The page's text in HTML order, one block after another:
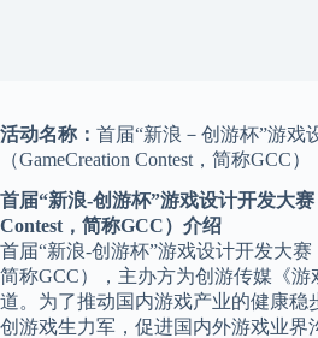
活动名称： 首届“新浪－创游杯”游戏
（GameCreation Contest，简称GCC）
首届“新浪-创游杯”游戏设计开发大赛
Contest，简称GCC）介绍
首届“新浪-创游杯”游戏设计开发大赛
简称GCC），主办方为创游传媒《
道。为了推动国内游戏产业的健康稳
创游戏生力军，促进国内外游戏业界